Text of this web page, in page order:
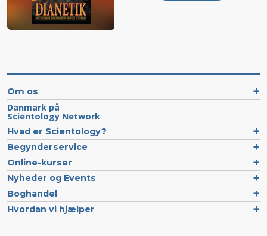
Om os
Danmark på
Scientology Network
Hvad er Scientology?
Begynderservice
Online-kurser
Nyheder og Events
Boghandel
Hvordan vi hjælper